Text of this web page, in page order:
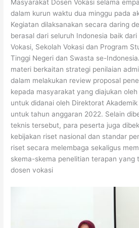
Masyarakat Dosen Vokasi selama
dalam kurun waktu dua minggu pada
Kegiatan dilaksanakan secara daring
berasal dari seluruh Indonesia baik
Vokasi, Sekolah Vokasi dan Program
Tinggi Negeri dan Swasta se-Indonesia.
materi berkaitan strategi penilaian
dalam melakukan review proposal
kepada masyarakat yang diajukan
untuk didanai oleh Direktorat Akademik
untuk tahun anggaran 2022. Selain
teknis tersebut, para peserta juga
kebijakan riset nasional dan standar
riset secara melembaga sekaligus
skema-skema penelitian terapan yang
dosen vokasi